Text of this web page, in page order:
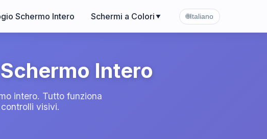
Schermo Intero Schermi a Colori ▼ 🌐Italiano
Intero
intero. Tutto funziona
visivi.